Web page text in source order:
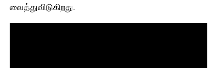
வைத்துவிடுகிறது.